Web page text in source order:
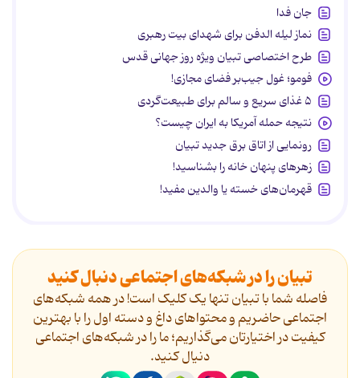
جان فدا
نماز لیله الدفن برای شهدای بیت رهبری
طرح اختصاصی تبیان ویژه روز جهانی قدس
فومو؛ غول جیب‌بر فضای مجازی!
۵ غذای سریع و سالم برای طبیعت‌گردی
نتیجه حمله آمریکا به ایران چیست؟
رونمایی از اتاق برق جدید تبیان
زهرهای پنهان خانه را بشناسید!
قهرمان‌های خسته یا والدین مفید!
تبیان را در شبکه‌های اجتماعی دنبال کنید
فاصله شما با تبیان تنها یک کلیک است! در همه شبکه‌های
اجتماعی حاضریم و محتواهای داغ و دسته اول را با بهترین
کیفیت در اختیارتان می‌گذاریم؛ ما را در شبکه‌های اجتماعی
دنیال کنید.